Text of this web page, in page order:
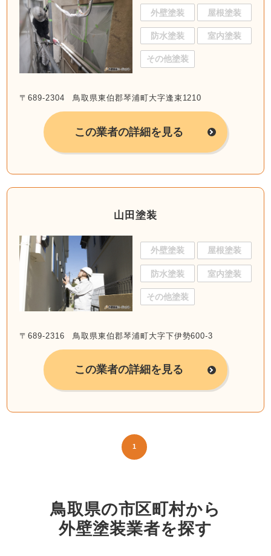
外壁塗装 屋根塗装
防水塗装 室内塗装
その他塗装
〒689-2304 鳥取県東伯郡琴浦町大字逢束1210
この業者の詳細を見る
山田塗装
外壁塗装 屋根塗装
防水塗装 室内塗装
その他塗装
〒689-2316 鳥取県東伯郡琴浦町大字下伊勢600-3
この業者の詳細を見る
1
鳥取県の市区町村から
外壁塗装業者を探す